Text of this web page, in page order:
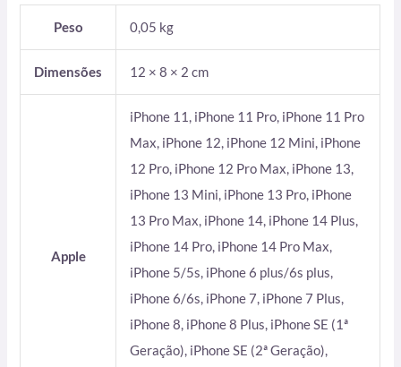
Peso 0,05 kg
Dimensões 12 × 8 × 2 cm
Apple
iPhone 11, iPhone 11 Pro, iPhone 11 Pro
Max, iPhone 12, iPhone 12 Mini, iPhone
12 Pro, iPhone 12 Pro Max, iPhone 13,
iPhone 13 Mini, iPhone 13 Pro, iPhone
13 Pro Max, iPhone 14, iPhone 14 Plus,
iPhone 14 Pro, iPhone 14 Pro Max,
iPhone 5/5s, iPhone 6 plus/6s plus,
iPhone 6/6s, iPhone 7, iPhone 7 Plus,
iPhone 8, iPhone 8 Plus, iPhone SE (1ª
Geração), iPhone SE (2ª Geração),